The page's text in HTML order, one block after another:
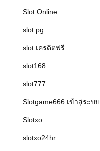
Slot Online
slot pg
slot เครดิตฟรี
slot168
slot777
Slotgame666 เข้าสู่ระบบ
Slotxo
slotxo24hr